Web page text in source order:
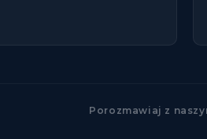
Porozmawiaj z